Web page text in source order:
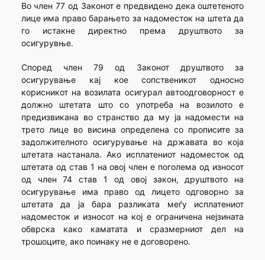
Во член 77 од Законот е предвидено дека оштетеното
лице има право барањето за надоместок на штета да
го истакне директно према друштвото за
осигурувње.
Според член 79 од Законот друштвото за
осигурување кај кое сопственикот односно
корисникот на возилата осигурал автоодговорност е
должно штетата што со употреба на возилото е
предизвикана во странство да му ја надомести на
трето лице во висина определена со прописите за
задолжителното осигурување на државата во која
штетата настанала. Ако исплатениот надоместок од
штетата од став 1 на овој член е поголема од износот
од член 74 став 1 од овој закон, друштвото на
осигурување има право од лицето одговорно за
штетата да ја бара разликата меѓу исплатениот
надоместок и износот на кој е ограничена нејзината
обврска како каматата и сразмерниот дел на
трошоците, ако поинаку не е договорено.